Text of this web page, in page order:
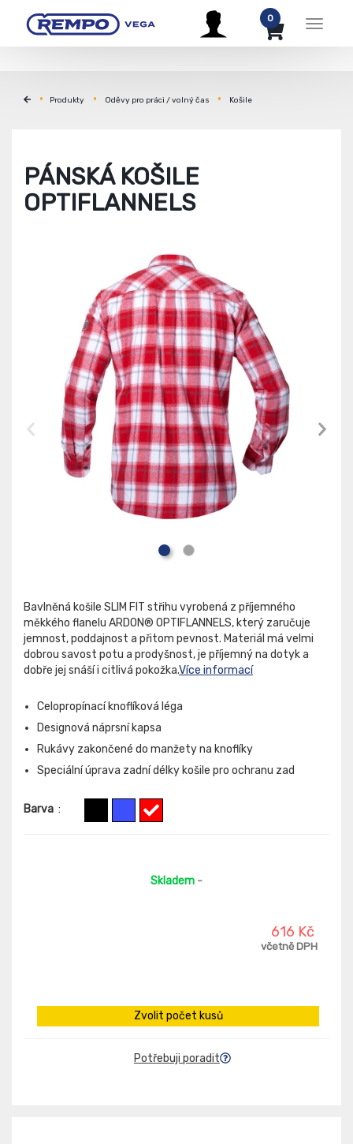
Menu
0
Produkty Oděvy pro práci / volný čas Košile
PÁNSKÁ KOŠILE
OPTIFLANNELS
Bavlněná košile SLIM FIT střihu vyrobená z příjemného
měkkého flanelu ARDON® OPTIFLANNELS, který zaručuje
jemnost, poddajnost a přitom pevnost. Materiál má velmi
dobrou savost potu a prodyšnost, je příjemný na dotyk a
dobře jej snáší i citlivá pokožka.Více informací
Celopropínací knoflíková léga
Designová náprsní kapsa
Rukávy zakončené do manžety na knoflíky
Speciální úprava zadní délky košile pro ochranu zad
Barva :
Skladem -
616 Kč
včetně DPH
Zvolit počet kusů
Potřebuji poradit